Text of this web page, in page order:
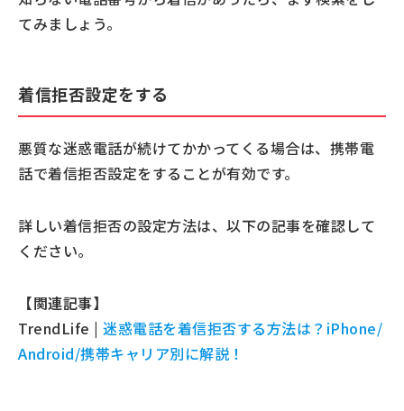
てみましょう。
着信拒否設定をする
悪質な迷惑電話が続けてかかってくる場合は、携帯電
話で着信拒否設定をすることが有効です。
詳しい着信拒否の設定方法は、以下の記事を確認して
ください。
【関連記事】
TrendLife | 迷惑電話を着信拒否する方法は？iPhone/
Android/携帯キャリア別に解説！